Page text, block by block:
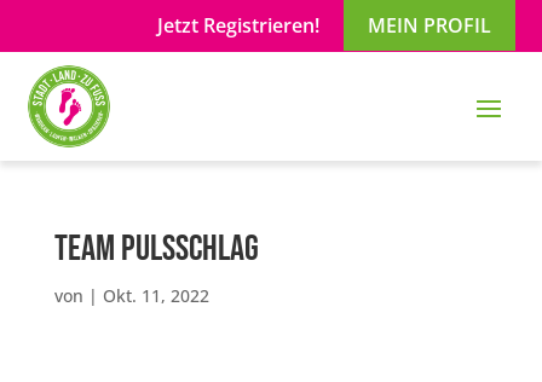
Jetzt Registrieren! MEIN PROFIL
Team Pulsschlag
von | Okt. 11, 2022